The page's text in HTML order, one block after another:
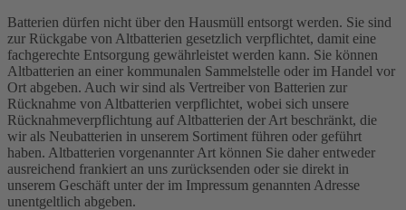
Batterien dürfen nicht über den Hausmüll entsorgt werden. Sie sind
zur Rückgabe von Altbatterien gesetzlich verpflichtet, damit eine
fachgerechte Entsorgung gewährleistet werden kann. Sie können
Altbatterien an einer kommunalen Sammelstelle oder im Handel vor
Ort abgeben. Auch wir sind als Vertreiber von Batterien zur
Rücknahme von Altbatterien verpflichtet, wobei sich unsere
Rücknahmeverpflichtung auf Altbatterien der Art beschränkt, die
wir als Neubatterien in unserem Sortiment führen oder geführt
haben. Altbatterien vorgenannter Art können Sie daher entweder
ausreichend frankiert an uns zurücksenden oder sie direkt in
unserem Geschäft unter der im Impressum genannten Adresse
unentgeltlich abgeben.